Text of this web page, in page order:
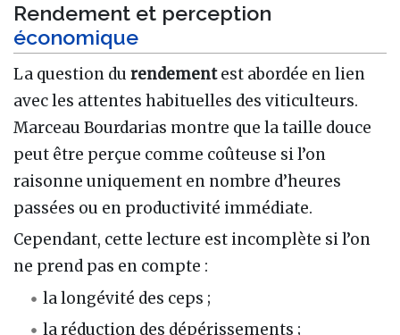
Rendement et perception
économique
La question du rendementest abordée en lien
avec les attentes habituelles des viticulteurs.
Marceau Bourdarias montre que la taille douce
peut être perçue comme coûteuse si l’on
raisonne uniquement en nombre d’heures
passées ou en productivité immédiate.
Cependant, cette lecture est incomplète si l’on
ne prend pas en compte :
la longévité des ceps ;
la réduction des dépérissements ;